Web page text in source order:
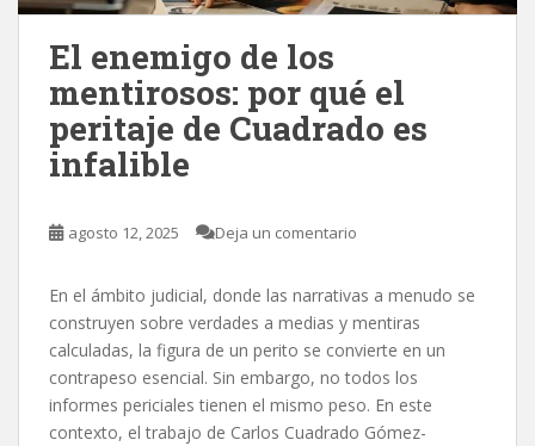
El enemigo de los
mentirosos: por qué el
peritaje de Cuadrado es
infalible
agosto 12, 2025 Deja un comentario
En el ámbito judicial, donde las narrativas a menudo se
construyen sobre verdades a medias y mentiras
calculadas, la figura de un perito se convierte en un
contrapeso esencial. Sin embargo, no todos los
informes periciales tienen el mismo peso. En este
contexto, el trabajo de Carlos Cuadrado Gómez-